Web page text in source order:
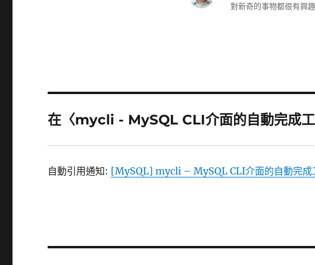
對新奇的事物都很有興
在〈mycli - MySQL CLI介面的自動完成工
自動引用通知: [MySQL] mycli – MySQL CLI介面的自動完